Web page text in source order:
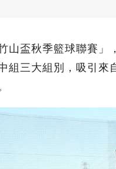
山盃秋季籃球聯賽
組三大組別，吸引